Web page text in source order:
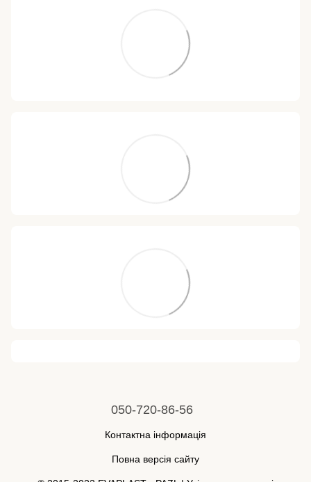
050-720-86-56
Контактна інформація
Повна версія сайту